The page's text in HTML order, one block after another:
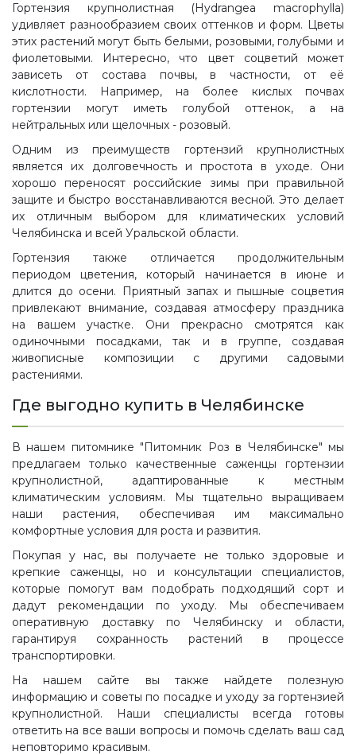
Гортензия крупнолистная (Hydrangea macrophylla)
удивляет разнообразием своих оттенков и форм. Цветы
этих растений могут быть белыми, розовыми, голубыми и
фиолетовыми. Интересно, что цвет соцветий может
зависеть от состава почвы, в частности, от её
кислотности. Например, на более кислых почвах
гортензии могут иметь голубой оттенок, а на
нейтральных или щелочных - розовый.
Одним из преимуществ гортензий крупнолистных
является их долговечность и простота в уходе. Они
хорошо переносят российские зимы при правильной
защите и быстро восстанавливаются весной. Это делает
их отличным выбором для климатических условий
Челябинска и всей Уральской области.
Гортензия также отличается продолжительным
периодом цветения, который начинается в июне и
длится до осени. Приятный запах и пышные соцветия
привлекают внимание, создавая атмосферу праздника
на вашем участке. Они прекрасно смотрятся как
одиночными посадками, так и в группе, создавая
живописные композиции с другими садовыми
растениями.
Где выгодно купить в Челябинске
В нашем питомнике "Питомник Роз в Челябинске" мы
предлагаем только качественные саженцы гортензии
крупнолистной, адаптированные к местным
климатическим условиям. Мы тщательно выращиваем
наши растения, обеспечивая им максимально
комфортные условия для роста и развития.
Покупая у нас, вы получаете не только здоровые и
крепкие саженцы, но и консультации специалистов,
которые помогут вам подобрать подходящий сорт и
дадут рекомендации по уходу. Мы обеспечиваем
оперативную доставку по Челябинску и области,
гарантируя сохранность растений в процессе
транспортировки.
На нашем сайте вы также найдете полезную
информацию и советы по посадке и уходу за гортензией
крупнолистной. Наши специалисты всегда готовы
ответить на все ваши вопросы и помочь сделать ваш сад
неповторимо красивым.